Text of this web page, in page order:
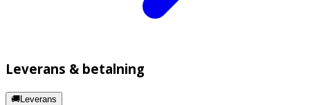
Leverans & betalning
🚚Leverans